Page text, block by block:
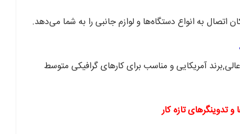
آمریکایی و مناسب برای کارهای گرافیکی متوسط
تدوینگرهای تازه کار